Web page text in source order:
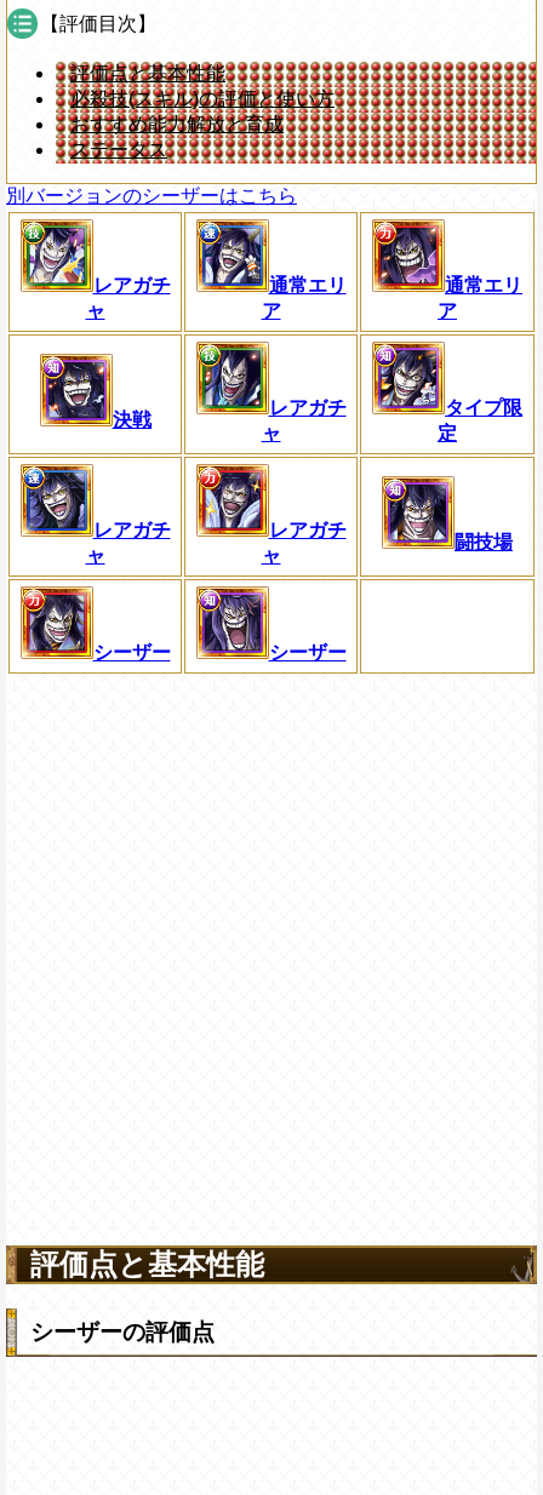
【評価目次】
評価点と基本性能
必殺技(スキル)の評価と使い方
おすすめ能力解放と育成
ステータス
別バージョンのシーザーはこちら
レアガチ
ャ
通常エリ
ア
通常エリ
ア
決戦
レアガチ
ャ
タイプ限
定
レアガチ
ャ
レアガチ
ャ
闘技場
シーザー シーザー
評価点と基本性能
シーザーの評価点